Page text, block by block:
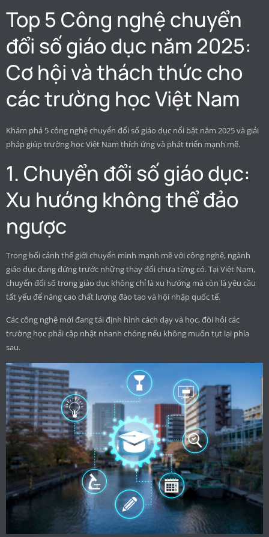
Top 5 Công nghệ chuyển
đổi số giáo dục năm 2025:
Cơ hội và thách thức cho
các trường học Việt Nam
Khám phá 5 công nghệ chuyển đổi số giáo dục nổi bật năm 2025 và giải
pháp giúp trường học Việt Nam thích ứng và phát triển mạnh mẽ.
1. Chuyển đổi số giáo dục:
Xu hướng không thể đảo
ngược
Trong bối cảnh thế giới chuyển mình mạnh mẽ với công nghệ, ngành
giáo dục đang đứng trước những thay đổi chưa từng có. Tại Việt Nam,
chuyển đổi số trong giáo dục không chỉ là xu hướng mà còn là yêu cầu
tất yếu để nâng cao chất lượng đào tạo và hội nhập quốc tế.
Các công nghệ mới đang tái định hình cách dạy và học, đòi hỏi các
trường học phải cập nhật nhanh chóng nếu không muốn tụt lại phía
sau.